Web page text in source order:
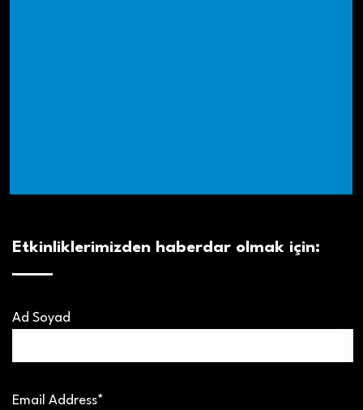
Etkinliklerimizden haberdar olmak için:
Ad Soyad
Email Address*